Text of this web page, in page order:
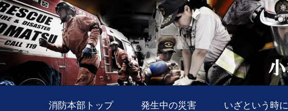
消防本部トップ 発生中の災害 いざという時に